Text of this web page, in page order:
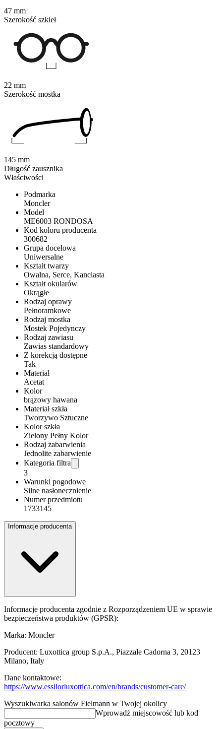
Właściwości
Podmarka
Moncler
Model
ME6003 RONDOSA
Kod koloru producenta
300682
Grupa docelowa
Uniwersalne
Kształt twarzy
Owalna, Serce, Kanciasta
Kształt okularów
Okrągłe
Rodzaj oprawy
Pełnoramkowe
Rodzaj mostka
Mostek Pojedynczy
Rodzaj zawiasu
Zawias standardowy
Z korekcją dostępne
Tak
Materiał
Acetat
Kolor
brązowy hawana
Materiał szkła
Tworzywo Sztuczne
Kolor szkła
Zielony Pełny Kolor
Rodzaj zabarwienia
Jednolite zabarwienie
Kategoria filtra
3
Warunki pogodowe
Silne nasłonecznienie
Numer przedmiotu
1733145
Informacje producenta
Informacje producenta zgodnie z Rozporządzeniem UE w sprawie
bezpieczeństwa produktów (GPSR):
Marka: Moncler
Producent: Luxottica group S.p.A., Piazzale Cadorna 3, 20123
Milano, Italy
Dane kontaktowe:
https://www.essilorluxottica.com/en/brands/customer-care/
47 mm
Szerokość szkieł
22 mm
Szerokość mostka
145 mm
Długość zausznika
Wyszukiwarka salonów Fielmann w Twojej okolicy
Wprowadź miejscowość lub kod
pocztowy